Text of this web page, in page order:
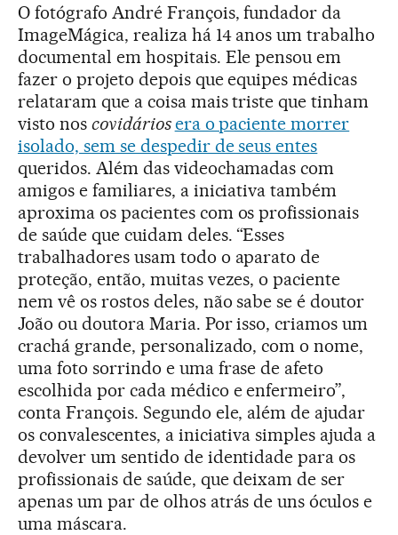
O fotógrafo André François, fundador da
ImageMágica, realiza há 14 anos um trabalho
documental em hospitais. Ele pensou em
fazer o projeto depois que equipes médicas
relataram que a coisa mais triste que tinham
visto nos covidáriosera o paciente morrer
isolado, sem se despedir de seus entes
queridos. Além das videochamadas com
amigos e familiares, a iniciativa também
aproxima os pacientes com os profissionais
de saúde que cuidam deles. “Esses
trabalhadores usam todo o aparato de
proteção, então, muitas vezes, o paciente
nem vê os rostos deles, não sabe se é doutor
João ou doutora Maria. Por isso, criamos um
crachá grande, personalizado, com o nome,
uma foto sorrindo e uma frase de afeto
escolhida por cada médico e enfermeiro”,
conta François. Segundo ele, além de ajudar
os convalescentes, a iniciativa simples ajuda a
devolver um sentido de identidade para os
profissionais de saúde, que deixam de ser
apenas um par de olhos atrás de uns óculos e
uma máscara.